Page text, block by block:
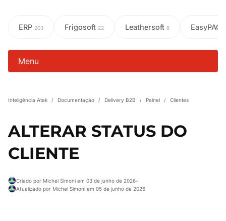
ERP 203 Frigosoft 22 Leathersoft 8 EasyPAC
Menu
Inteligência Atak / Documentação / Delivery B2B / Painel / Clientes
ALTERAR STATUS DO
CLIENTE
Criado por Michel Simoni em 03 de junho de 2026•
Atualizado por Michel Simoni em 05 de junho de 2026